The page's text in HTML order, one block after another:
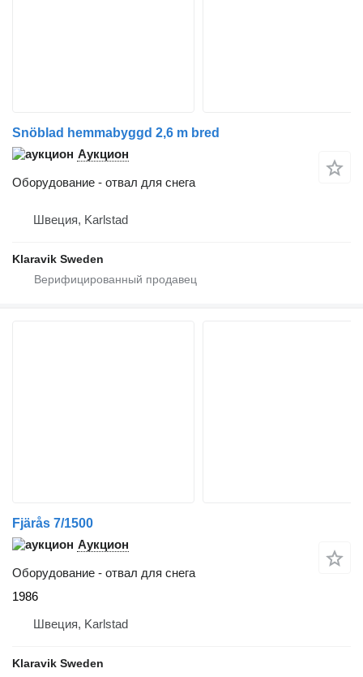
Snöblad hemmabyggd 2,6 m bred
Аукцион
Оборудование - отвал для снега
Швеция, Karlstad
Klaravik Sweden
Fjärås 7/1500
Аукцион
Оборудование - отвал для снега
1986
Швеция, Karlstad
Klaravik Sweden